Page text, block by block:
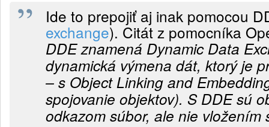
Ide to prepojiť aj inak pomocou
exchange). Citát z pomocníka
DDE znamená Dynamic Data
dynamická výmena dát, ktorý je
– s Object Linking and
spojovanie objektov). S DDE sú
odkazom súbor, ale nie vložením